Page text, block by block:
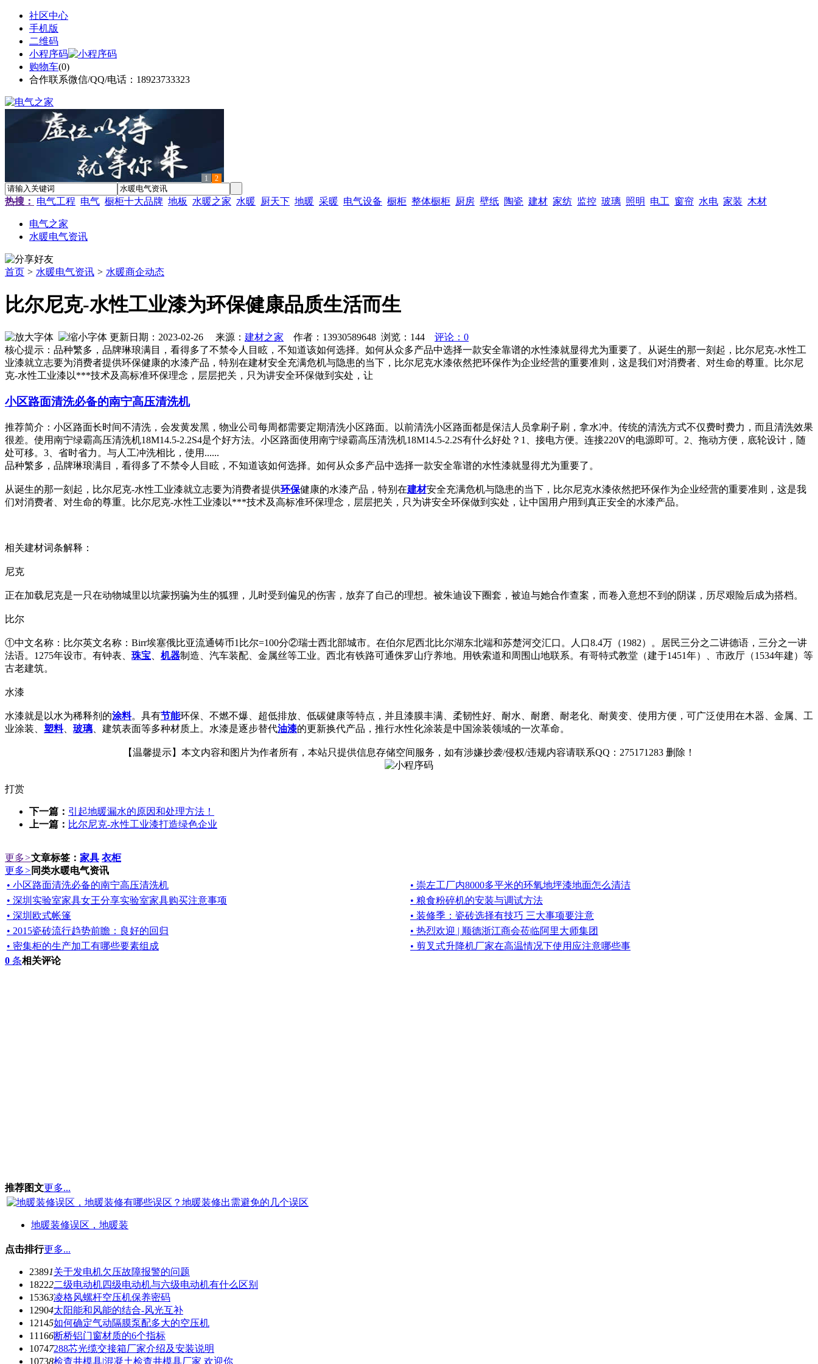
社区中心
手机版
二维码
小程序码
购物车(0)
合作联系微信/QQ/电话：18923733323
1 2
热搜： 电气工程 电气 橱柜十大品牌 地板 水暖之家 水暖 厨天下 地暖 采暖 电气设备 橱柜 整体橱柜 厨房 壁纸 陶瓷 建材 家纺 监控 玻璃 照明 电工 窗帘 水电 家装 木材
电气之家
水暖电气资讯
首页 > 水暖电气资讯 > 水暖商企动态
比尔尼克-水性工业漆为环保健康品质生活而生
更新日期：2023-02-26 来源： 建材之家 作者：13930589648 浏览： 144
评论：0
核心提示：品种繁多，品牌琳琅满目，看得多了不禁令人目眩，不知道该如何选择。如何从众多产品中选择一款安全靠谱的水性漆就显得尤为重要了。从诞生的那一刻起，比尔尼克-水性工
业漆就立志要为消费者提供环保健康的水漆产品，特别在建材安全充满危机与隐患的当下，比尔尼克水漆依然把环保作为企业经营的重要准则，这是我们对消费者、对生命的尊重。比尔尼
克-水性工业漆以***技术及高标准环保理念，层层把关，只为讲安全环保做到实处，让
小区路面清洗必备的南宁高压清洗机
推荐简介：小区路面长时间不清洗，会发黄发黑，物业公司每周都需要定期清洗小区路面。以前清洗小区路面都是保洁人员拿刷子刷，拿水冲。传统的清洗方式不仅费时费力，而且清洗效果
很差。使用南宁绿霸高压清洗机18M14.5-2.2S4是个好方法。小区路面使用南宁绿霸高压清洗机18M14.5-2.2S有什么好处？1、接电方便。连接220V的电源即可。2、拖动方便，底轮设计，随
处可移。3、省时省力。与人工冲洗相比，使用......
品种繁多，品牌琳琅满目，看得多了不禁令人目眩，不知道该如何选择。如何从众多产品中选择一款安全靠谱的水性漆就显得尤为重要了。
从诞生的那一刻起，比尔尼克-水性工业漆就立志要为消费者提供环保健康的水漆产品，特别在建材安全充满危机与隐患的当下，比尔尼克水漆依然把环保作为企业经营的重要准则，这是我
们对消费者、对生命的尊重。比尔尼克-水性工业漆以***技术及高标准环保理念，层层把关，只为讲安全环保做到实处，让中国用户用到真正安全的水漆产品。
相关建材词条解释：
尼克
正在加载尼克是一只在动物城里以坑蒙拐骗为生的狐狸，儿时受到偏见的伤害，放弃了自己的理想。被朱迪设下圈套，被迫与她合作查案，而卷入意想不到的阴谋，历尽艰险后成为搭档。
比尔
①中文名称：比尔英文名称：Birr埃塞俄比亚流通铸币1比尔=100分②瑞士西北部城市。在伯尔尼西北比尔湖东北端和苏楚河交汇口。人口8.4万（1982）。居民三分之二讲德语，三分之一讲
法语。1275年设市。有钟表、 珠宝 机器制造、汽车装配、金属丝等工业。西北有铁路可通侏罗山疗养地。用铁索道和周围山地联系。有哥特式教堂（建于1451年）、市政厅（1534年建）等
古老建筑。
水漆
水漆就是以水为稀释剂的涂料。具有节能环保、不燃不爆、超低排放、低碳健康等特点，并且漆膜丰满、柔韧性好、耐水、耐磨、耐老化、耐黄变、使用方便，可广泛使用在木器、金属、工
业涂装、 塑料、 玻璃 、建筑表面等多种材质上。水漆是逐步替代油漆的更新换代产品，推行水性化涂装是中国涂装领域的一次革命。
【温馨提示】本文内容和图片为作者所有，本站只提供信息存储空间服务，如有涉嫌抄袭/侵权/违规内容请联系QQ：275171283 删除！
打赏
下一篇： 引起地暖漏水的原因和处理方法！
上一篇： 比尔尼克-水性工业漆打造绿色企业
更多>文章标签： 家具 衣柜
更多> 同类水暖电气资讯
• 小区路面清洗必备的南宁高压清洗机
• 崇左工厂内8000多平米的环氧地坪漆地面怎么清洁
• 深圳实验室家具女王分享实验室家具购买注意事项
• 粮食粉碎机的安装与调试方法
• 深圳欧式帐篷
• 装修季：瓷砖选择有技巧 三大事项要注意
• 2015瓷砖流行趋势前瞻：良好的回归
• 热烈欢迎 | 顺德浙江商会莅临阿里大师集团
• 密集柜的生产加工有哪些要素组成
• 剪叉式升降机厂家在高温情况下使用应注意哪些事
0 条相关评论
推荐图文更多...
地暖装修误区，地暖装
点击排行更多...
23891关于发电机欠压故障报警的问题
18222二级电动机四级电动机与六级电动机有什么区别
15363凌格风螺杆空压机保养密码
12904太阳能和风能的结合-风光互补
12145如何确定气动隔膜泵配多大的空压机
11166断桥铝门窗材质的6个指标
10747288芯光缆交接箱厂家介绍及安装说明
10738检查井模具|混凝土检查井模具厂家 欢迎你